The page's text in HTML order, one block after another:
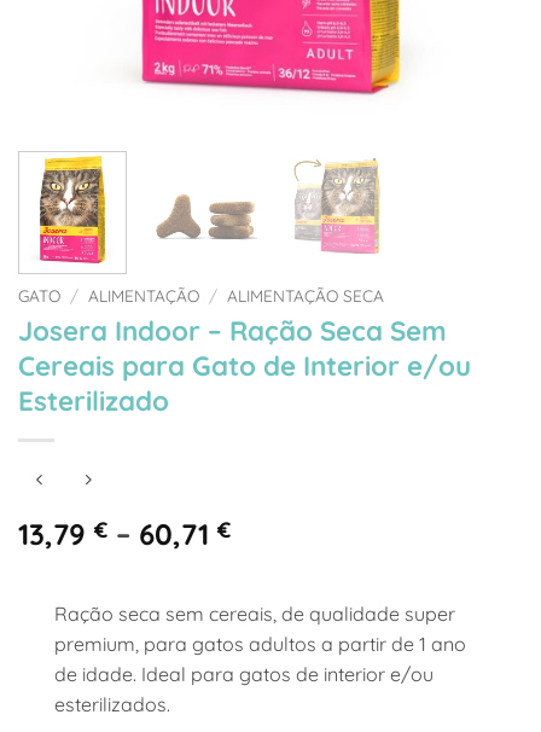
GATO / ALIMENTAÇÃO / ALIMENTAÇÃO SECA
Josera Indoor – Ração Seca Sem
Cereais para Gato de Interior e/ou
Esterilizado
13,79 € – 60,71 €Price
through
60,71 €
Ração seca sem cereais, de qualidade super
premium, para gatos adultos a partir de 1 ano
de idade. Ideal para gatos de interior e/ou
esterilizados.